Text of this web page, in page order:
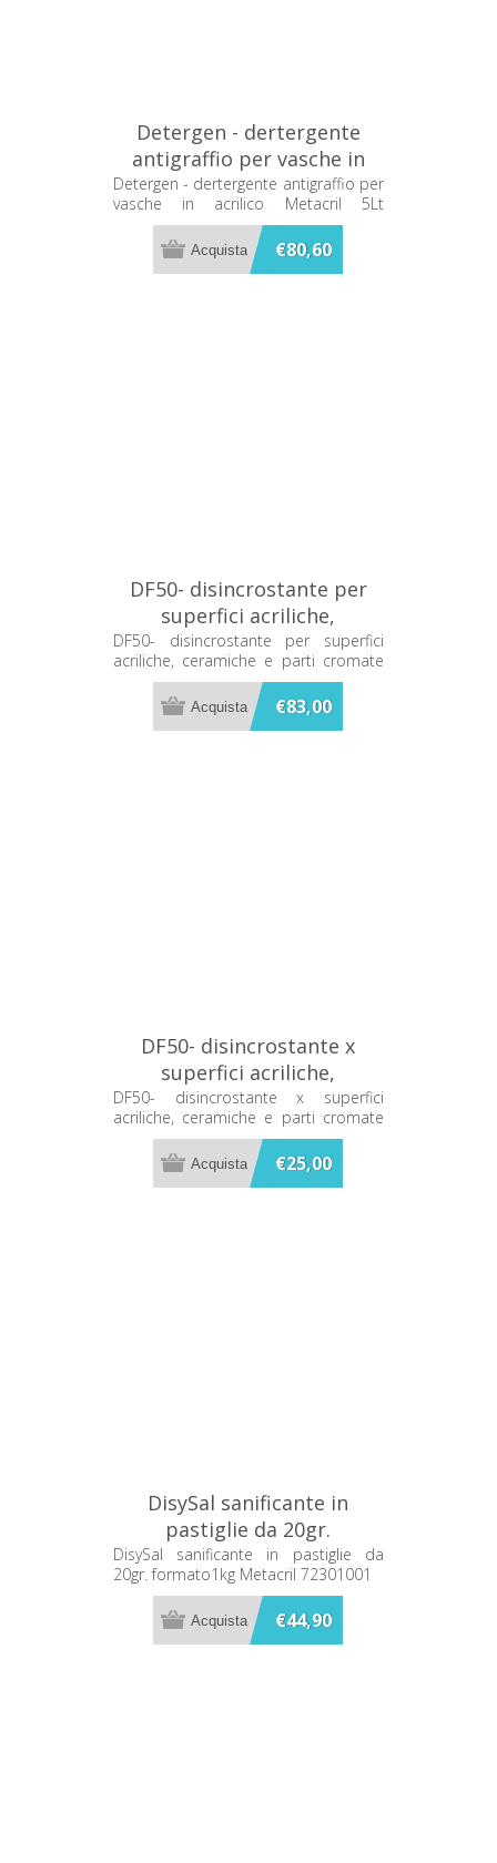
Detergen - dertergente
antigraffio per vasche in
acrilico Metacril 5Lt
01405001
Detergen - dertergente antigraffio per
vasche in acrilico Metacril 5Lt
01405001
€80,60
DF50- disincrostante per
superfici acriliche,
ceramiche e parti cromate
5Lt. Metacril 09205001
DF50- disincrostante per superfici
acriliche, ceramiche e parti cromate
5Lt. Metacril 09205001
€83,00
DF50- disincrostante x
superfici acriliche,
ceramiche e parti cromate
500 ml Metacril
DF50- disincrostante x superfici
acriliche, ceramiche e parti cromate
500 ml Metacril
€25,00
DisySal sanificante in
pastiglie da 20gr.
formato1kg Metacril
72301001
DisySal sanificante in pastiglie da
20gr. formato1kg Metacril 72301001
€44,90